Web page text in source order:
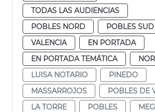
TODAS LAS AUDIENCIAS
POBLES NORD
POBLES SUD
VALENCIA
EN PORTADA
EN PORTADA TEMÁTICA
LUISA NOTARIO
PINEDO
MASSARROJOS
POBLES DE
LA TORRE
POBLES